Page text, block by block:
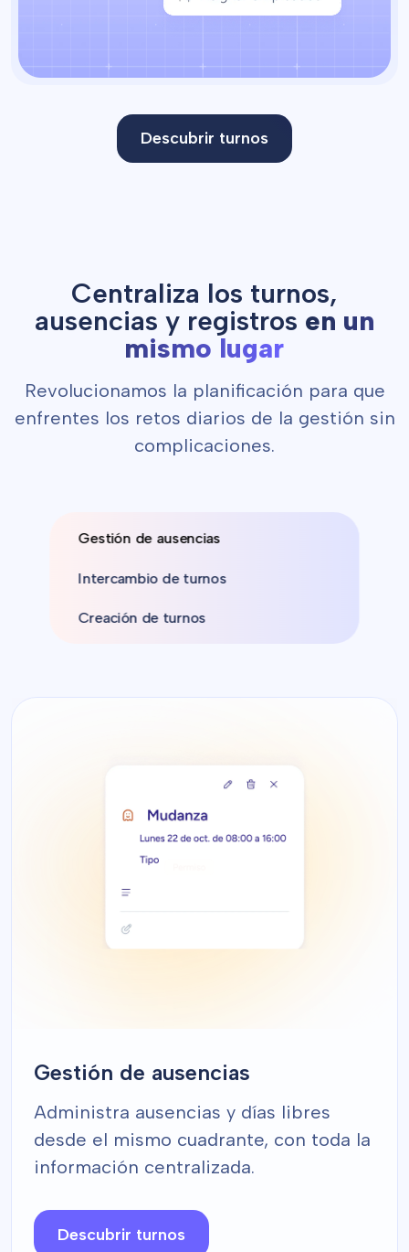
Descubrir turnos
Centraliza los turnos,
ausencias y registros en un
mismo lugar
Revolucionamos la planificación para que
enfrentes los retos diarios de la gestión sin
complicaciones.
Gestión de ausencias
Intercambio de turnos
Creación de turnos
Gestión de ausencias
Administra ausencias y días libres
desde el mismo cuadrante, con toda la
información centralizada.
Descubrir turnos